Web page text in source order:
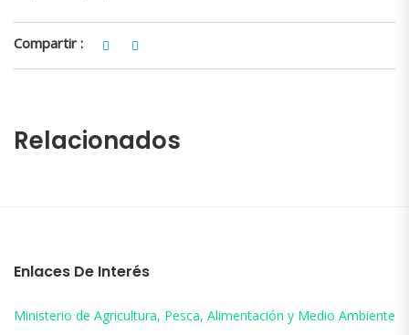
Compartir :
Relacionados
Enlaces De Interés
Ministerio de Agricultura, Pesca, Alimentación y Medio Ambiente